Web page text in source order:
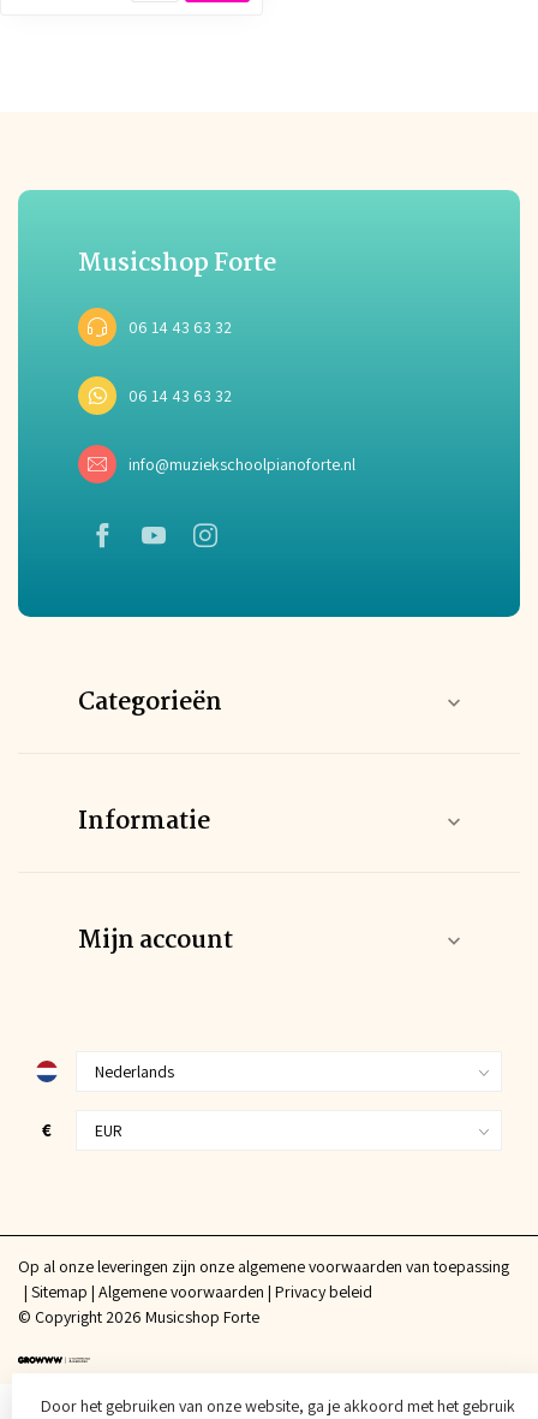
Musicshop Forte
06 14 43 63 32
06 14 43 63 32
info@muziekschoolpianoforte.nl
Categorieën
Informatie
Mijn account
€
Op al onze leveringen zijn onze algemene voorwaarden van toepassing
Sitemap Algemene voorwaarden Privacy beleid
© Copyright 2026 Musicshop Forte
Door het gebruiken van onze website, ga je akkoord met het gebruik